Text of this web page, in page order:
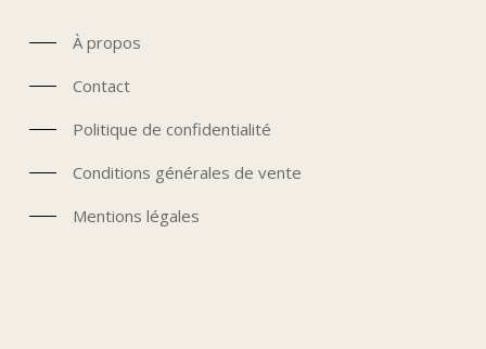
À propos
Contact
Politique de confidentialité
Conditions générales de vente
Mentions légales